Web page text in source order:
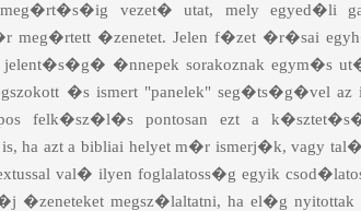
vezet� utat, mely egyed�li
meg�rtett �zenetet. Jelen f�zet �r�sai
�nnepek sorakoznak egym�s
�s ismert "panelek" seg�ts�g�vel az
felk�sz�l�s pontosan ezt a
ha azt a bibliai helyet m�r ismerj�k, vagy
val� ilyen foglalatoss�g egyik
megsz�laltatni, ha el�g nyitottak